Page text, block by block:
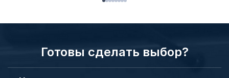
Готовы сделать выбор?